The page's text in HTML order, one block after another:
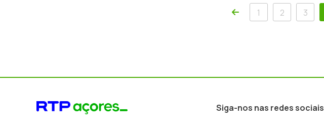
Anterior
1 2 3
Siga-nos nas redes sociais